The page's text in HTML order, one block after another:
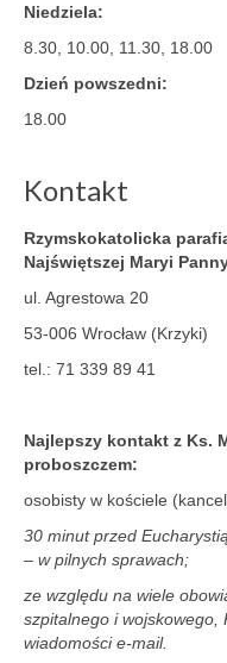
Niedziela:
8.30, 10.00, 11.30, 18.00
Dzień powszedni:
18.00
Kontakt
Rzymskokatolicka
Najświętszej Maryi
ul. Agrestowa 20
53-006 Wrocław (Krzyki)
tel.: 71 339 89 41
Najlepszy kontakt z Ks.
proboszczem:
osobisty w kościele
30 minut przed
– w pilnych sprawach;
ze względu na wiele
szpitalnego i wojskowego,
wiadomości e-mail.